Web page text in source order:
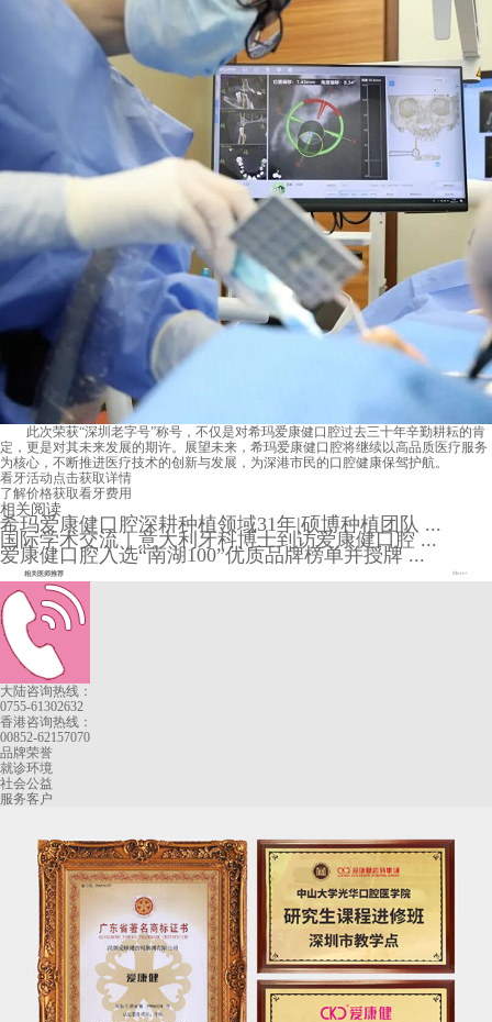
此次荣获“深圳老字号”称号，不仅是对希玛爱康健口腔过去三十年辛勤耕耘的肯
定，更是对其未来发展的期许。展望未来，希玛爱康健口腔将继续以高品质医疗服务
为核心，不断推进医疗技术的创新与发展，为深港市民的口腔健康保驾护航。
看牙活动点击获取详情
了解价格获取看牙费用
相关阅读
希玛爱康健口腔深耕种植领域31年|硕博种植团队 ...
国际学术交流｜意大利牙科博士到访爱康健口腔 ...
爱康健口腔入选“南湖100”优质品牌榜单并授牌 ...
相关医师推荐 More+
大陆咨询热线：
0755-61302632
香港咨询热线：
00852-62157070
品牌荣誉
就诊环境
社会公益
服务客户